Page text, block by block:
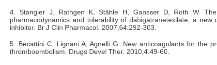
4. Stangier J, Rathgen K, Stähle H, Gansser D, Roth W. The
pharmacodynamics and tolerability of dabigatranetexilate, a new
inhibitor. Br J Clin Pharmacol. 2007;64:292-303.
5. Becattini C, Lignani A, Agnelli G. New anticoagulants for the
thromboembolism. Drugs Devel Ther. 2010;4:49-60.